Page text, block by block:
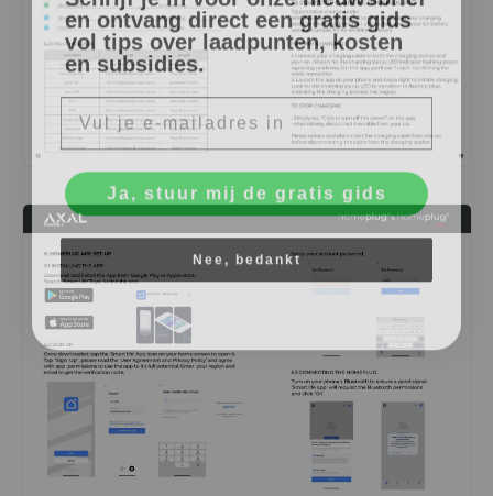
en ontvang direct een gratis gids
vol tips over laadpunten, kosten
en subsidies.
E-mail